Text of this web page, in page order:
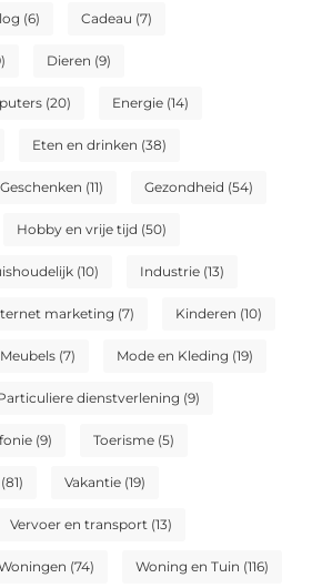
(6) Cadeau (7)
Dieren (9)
(20) Energie (14)
Eten en drinken (38)
Geschenken (11) Gezondheid (54)
Hobby en vrije tijd (50)
(10) Industrie (13)
marketing (7) Kinderen (10)
Meubels (7) Mode en Kleding (19)
dienstverlening (9)
(9) Toerisme (5)
(81) Vakantie (19)
Vervoer en transport (13)
(74) Woning en Tuin (116)